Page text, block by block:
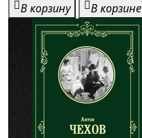
В корзину
В корзине